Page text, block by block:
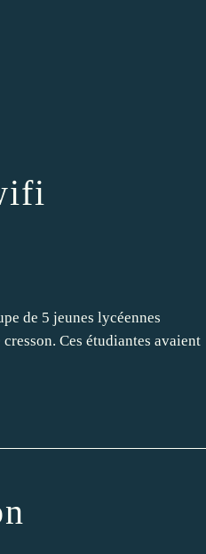
de 5 jeunes lycéennes
Ces étudiantes avaient